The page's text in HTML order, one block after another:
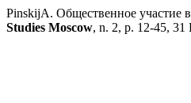
PinskijA. Общественное
Studies Moscow, n. 2, p. 12-45, 31